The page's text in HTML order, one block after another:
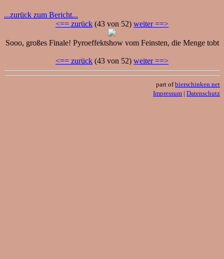
...zurück zum Bericht...
<== zurück (43 von 52) weiter ==>
Sooo, großes Finale! Pyroeffektshow vom Feinsten, die Menge tobt
<== zurück (43 von 52) weiter ==>
part ofbierschinken.net
Impressum | Datenschutz